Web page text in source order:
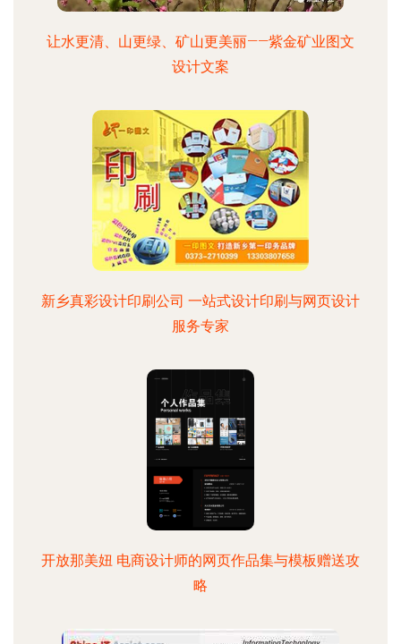
让水更清、山更绿、矿山更美丽——紫金矿业图文
设计文案
新乡真彩设计印刷公司 一站式设计印刷与网页设计
服务专家
开放那美妞 电商设计师的网页作品集与模板赠送攻
略